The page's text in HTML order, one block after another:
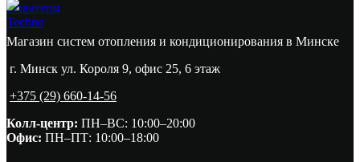
Новатерм
Techno
Магазин систем отопления и кондиционирования в Минске
г. Минск ул. Короля 9, офис 25, 6 этаж
+375 (29) 660-14-56
Колл-центр: ПН–ВС: 10:00–20:00​
Офис: ПН–ПТ: 10:00–18:00